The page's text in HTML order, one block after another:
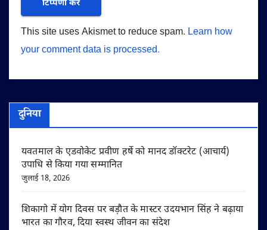
This site uses Akismet to reduce spam. Learn how
your comment data is processed.
दुनिया
यवतमाल के एडवोकेट प्रवीण हर्षे को मानद डॉक्टरेट (आचार्य)
उपाधि से किया गया सम्मानित
जुलाई 18, 2026
शिकागो में योग दिवस पर बड़ौत के मास्टर उदयभान सिंह ने बढ़ाया
भारत का गौरव, दिया स्वस्थ जीवन का संदेश